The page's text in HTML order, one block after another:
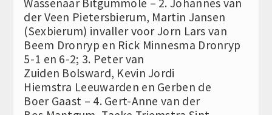
Wassenaar Bitgummole – 2. Johannes van
der Veen Pietersbierum, Martin Jansen
(Sexbierum) invaller voor Jorn Lars van
Beem Dronryp en Rick Minnesma Dronryp
5-1 en 6-2; 3. Peter van
Zuiden Bolsward, Kevin Jordi
Hiemstra Leeuwarden en Gerben de
Boer Gaast – 4. Gert-Anne van der